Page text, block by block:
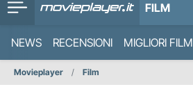
FILM
NEWS RECENSIONI MIGLIORI FILM
Movieplayer Film